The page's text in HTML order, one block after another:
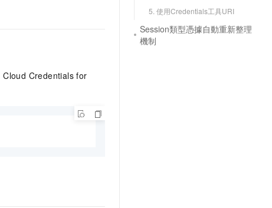
Cloud Credentials for
5. 使用Credentials工具URI
Session類型憑據自動重新整理
機制